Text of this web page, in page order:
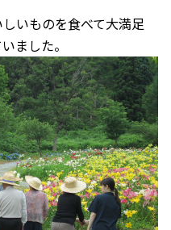
いものを食べて大満足
ました。